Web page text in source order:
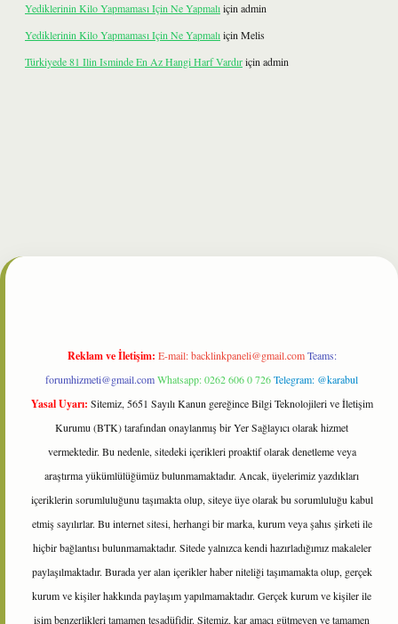
Yediklerinin Kilo Yapmaması Için Ne Yapmalıiçin admin
Yediklerinin Kilo Yapmaması Için Ne Yapmalıiçin Melis
Türkiyede 81 Ilin Isminde En Az Hangi Harf Vardıriçin admin
Reklam ve İletişim: E-mail:backlinkpaneli@gmail.com Teams:
forumhizmeti@gmail.comWhatsapp: 0262 606 0 726Telegram: @karabul
Yasal Uyarı: Sitemiz, 5651 Sayılı Kanun gereğince Bilgi Teknolojileri ve İletişim
Kurumu (BTK) tarafından onaylanmış bir Yer Sağlayıcı olarak hizmet
vermektedir. Bu nedenle, sitedeki içerikleri proaktif olarak denetleme veya
araştırma yükümlülüğümüz bulunmamaktadır. Ancak, üyelerimiz yazdıkları
içeriklerin sorumluluğunu taşımakta olup, siteye üye olarak bu sorumluluğu kabul
etmiş sayılırlar. Bu internet sitesi, herhangi bir marka, kurum veya şahıs şirketi ile
hiçbir bağlantısı bulunmamaktadır. Sitede yalnızca kendi hazırladığımız makaleler
paylaşılmaktadır. Burada yer alan içerikler haber niteliği taşımamakta olup, gerçek
kurum ve kişiler hakkında paylaşım yapılmamaktadır. Gerçek kurum ve kişiler ile
isim benzerlikleri tamamen tesadüfidir. Sitemiz, kar amacı gütmeyen ve tamamen